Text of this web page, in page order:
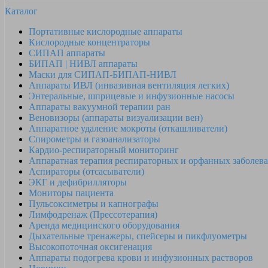
Каталог
Портативные кислородные аппараты
Кислородные концентраторы
СИПАП аппараты
БИПАП | НИВЛ аппараты
Маски для СИПАП-БИПАП-НИВЛ
Аппараты ИВЛ (инвазивная вентиляция легких)
Энтеральные, шприцевые и инфузионные насосы
Аппараты вакуумной терапии ран
Веновизоры (аппараты визуализации вен)
Аппаратное удаление мокроты (откашливатели)
Спирометры и газоанализаторы
Кардио-респираторный мониторинг
Аппаратная терапия респираторных и орфанных
Аспираторы (отсасыватели)
ЭКГ и дефибрилляторы
Мониторы пациента
Пульсоксиметры и капнографы
Лимфодренаж (Прессотерапия)
Аренда медицинского оборудования
Дыхательные тренажеры, спейсеры и пикфлуометры
Высокопоточная оксигенация
Аппараты подогрева крови и инфузионных растворов